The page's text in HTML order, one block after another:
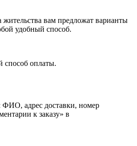
жительства вам предложат варианты
удобный способ.
способ оплаты.
ФИО, адрес доставки, номер
к заказу» в